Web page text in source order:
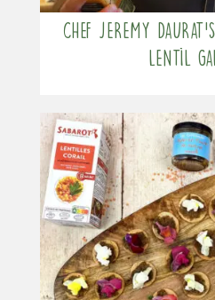
Chef Jeremy
Lentil